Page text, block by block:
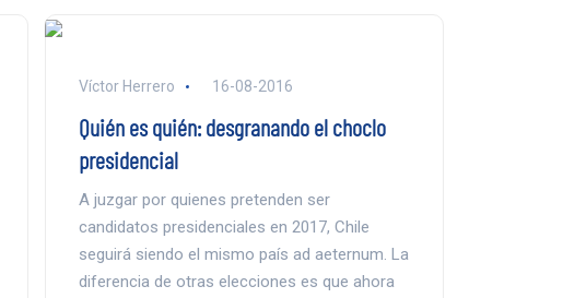
Víctor Herrero 16-08-2016
Quién es quién: desgranando el choclo
presidencial
A juzgar por quienes pretenden ser
candidatos presidenciales en 2017, Chile
seguirá siendo el mismo país ad aeternum. La
diferencia de otras elecciones es que ahora